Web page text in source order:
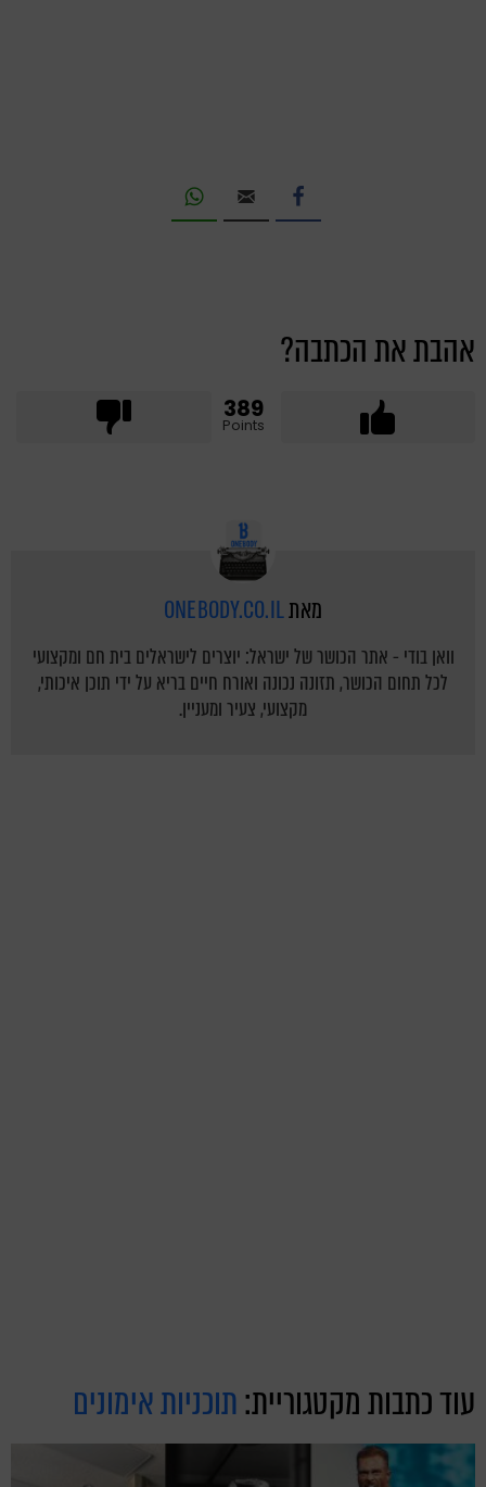
אהבת את הכתבה?
389
Points
מאתONEBODY.CO.IL
וואן בודי - אתר הכושר של ישראל: יוצרים לישראלים בית חם ומקצועי
לכל תחום הכושר, תזונה נכונה ואורח חיים בריא על ידי תוכן איכותי,
מקצועי, צעיר ומעניין.
עוד כתבות מקטגוריית:תוכניות אימונים